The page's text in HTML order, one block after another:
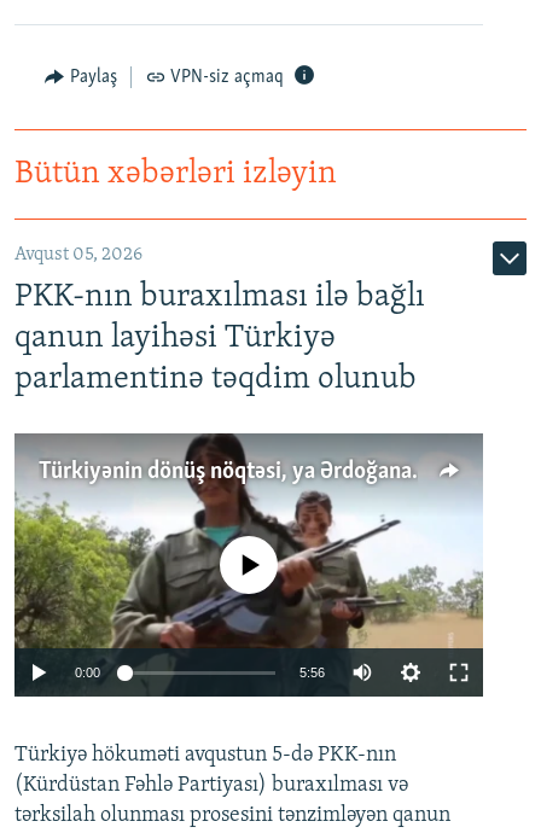
Paylaş VPN-siz açmaq
Bütün xəbərləri izləyin
Avqust 05, 2026
PKK-nın buraxılması ilə bağlı
qanun layihəsi Türkiyə
parlamentinə təqdim olunub
Türkiyənin dönüş nöqtəsi, ya Ərdoğana üçüncü şans: PKK ilə qəfil barışıq nə deməkdir?
Auto 240p 360p 480p
No media source currently available
0:00 5:56
360p
480p
Türkiyə hökuməti avqustun 5-də PKK-nın
(Kürdüstan Fəhlə Partiyası) buraxılması və
tərksilah olunması prosesini tənzimləyən qanun